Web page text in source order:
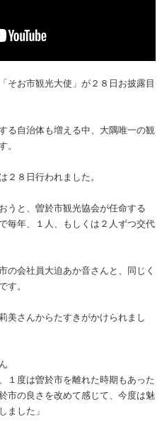
そお市観光大使」が２８日お披露目
る自治体も増える中、大隅唯一の観
８日行われました。
うと、曽於市観光協会が任命する
毎年、１人、もしくは２人ずつ交代
の会社員大迫あか音さんと、同じく
。
美さんからたすきがかけられまし
１度は曽於市を離れた時期もあった
市の良さを改めて感じて、今度は魅
ました」